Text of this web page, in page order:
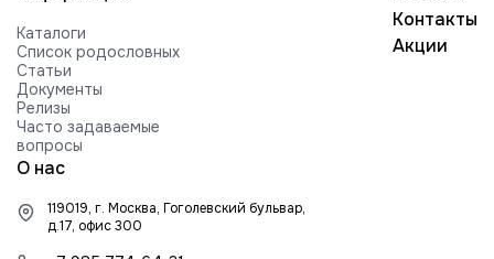
BUTLERVIEW SHUT-OUT-ET
BRYHILL SOCRATES P-ETN
TRAMILDA MISSO SOLO-ET
EDG PRE STANLEY 25021-ET
MR PB STRATAGY PP 71035-ET
HARTFORD RUBI-TAZ-ET
Каталоги
Список родословных
Статьи
Документы
Релизы
Часто задаваемые
вопросы
Контакты
Акции
О нас
119019, г. Москва, Гоголевский бульвар,
д.17, офис 300